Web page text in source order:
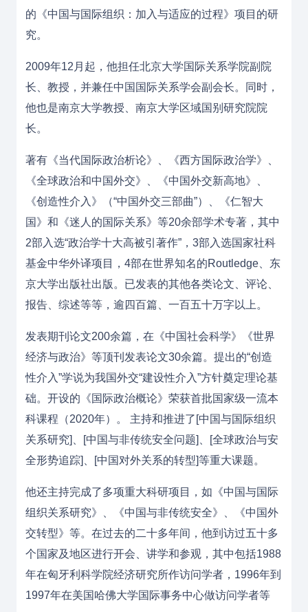
的《中国与国际组织：加入与适应的过程》项目的研
究。
2009年12月起，他担任北京大学国际关系学院副院
长、教授，并兼任中国国际关系学会副会长。同时，
他也是南京大学教授、南京大学区域国别研究院院
长。
著有《当代国际政治析论》、《西方国际政治学》、
《全球政治和中国外交》、《中国外交新高地》、
《创造性介入》（“中国外交三部曲”）、《仁智大
国》和《迷人的国际关系》等20余部学术专著，其中
2部入选“政治学十大高被引著作”，3部入选国家社科
基金中华外译项目，4部在世界知名的Routledge、东
京大学出版社出版。已发表的其他各类论文、评论、
报告、综述等等，逾四百篇、一百五十万字以上。
发表期刊论文200余篇，在《中国社会科学》《世界
经济与政治》等顶刊发表论文30余篇。提出的“创造
性介入”学说为我国外交“建设性介入”方针奠定理论基
础。开设的《国际政治概论》荣获首批国家级一流本
科课程（2020年）。 主持和推进了[中国与国际组织
关系研究]、[中国与非传统安全问题]、[全球政治与安
全形势追踪]、[中国对外关系的转型]等重大课题。
他还主持完成了多项重大科研项目，如《中国与国际
组织关系研究》、《中国与非传统安全》、《中国外
交转型》等。在过去的二十多年间，他到访过五十多
个国家及地区进行开会、讲学和参观，其中包括1988
年在匈牙利科学院经济研究所作访问学者，1996年到
1997年在美国哈佛大学国际事务中心做访问学者等